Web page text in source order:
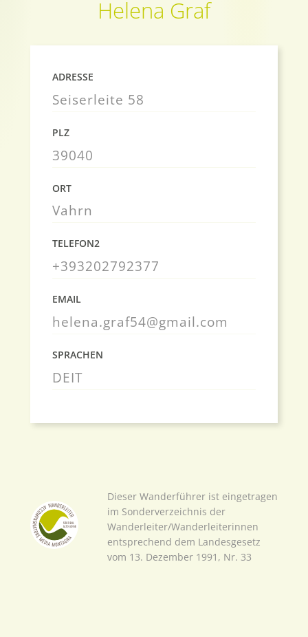
Helena Graf
ADRESSE
Seiserleite 58
PLZ
39040
ORT
Vahrn
TELEFON2
+393202792377
EMAIL
helena.graf54@gmail.com
SPRACHEN
DEIT
Dieser Wanderführer ist eingetragen
im Sonderverzeichnis der
Wanderleiter/Wanderleiterinnen
entsprechend dem Landesgesetz
vom 13. Dezember 1991, Nr. 33